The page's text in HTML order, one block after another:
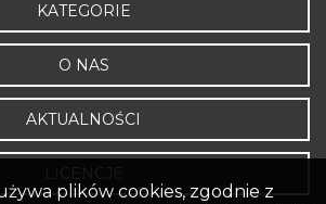
KATEGORIE
O NAS
AKTUALNOŚCI
plików cookies, zgodnie z